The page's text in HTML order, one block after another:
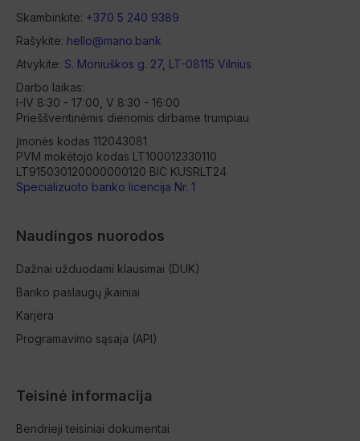
Skambinkite: +370 5 240 9389
Rašykite: hello@mano.bank
Atvykite: S. Moniuškos g. 27, LT-08115 Vilnius
Darbo laikas:
I-IV 8:30 - 17:00, V 8:30 - 16:00
Prieššventinėmis dienomis dirbame trumpiau
Įmonės kodas 112043081
PVM mokėtojo kodas LT100012330110
LT915030120000000120 BIC KUSRLT24
Specializuoto banko licencija Nr. 1
Naudingos nuorodos
Dažnai užduodami klausimai (DUK)
Banko paslaugų įkainiai
Karjera
Programavimo sąsaja (API)
Teisinė informacija
Bendrieji teisiniai dokumentai